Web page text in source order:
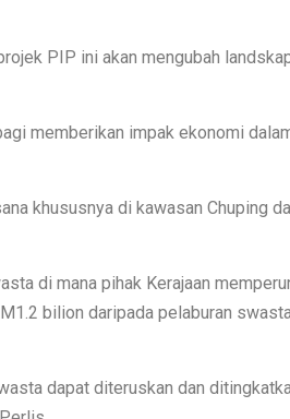
PIP ini akan mengubah
memberikan impak ekonomi
khususnya di kawasan Chuping
di mana pihak Kerajaan
bilion daripada pelaburan
dapat diteruskan dan